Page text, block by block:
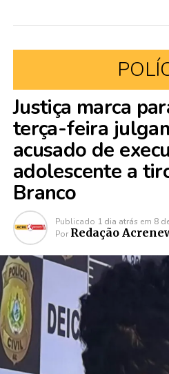
Justiça marca
terça-feira
acusado de
adolescente a
Branco
Publicado 1 dia atrás em 8
Por Redação